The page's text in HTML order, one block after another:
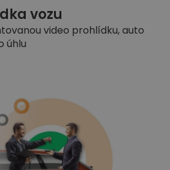
vozu
video prohlídku, auto
úhlu